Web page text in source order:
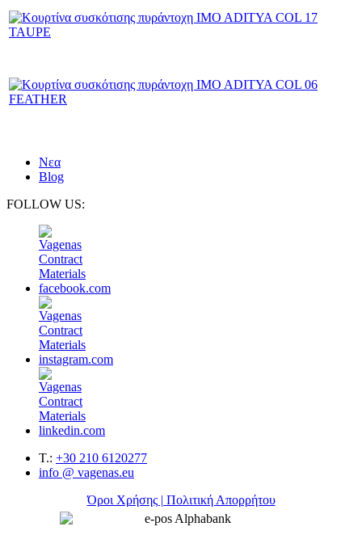
Νεα
Blog
FOLLOW US:
T.: +30 210 6120277
info @ vagenas.eu
Όροι Χρήσης | Πολιτική Απορρήτου